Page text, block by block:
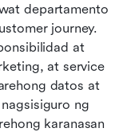
departamento
journey.
at
at service
datos at
ng
karanasan